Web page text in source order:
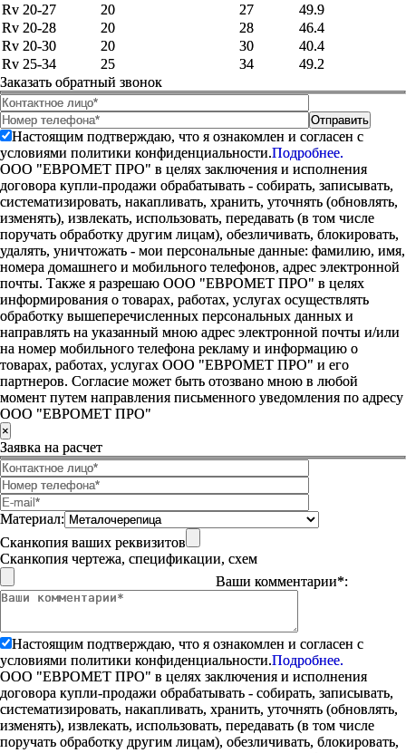
Rv 20-27
20 27
49.9
Rv 20-28
20 28
46.4
Rv 20-30
20 30
40.4
Rv 25-34
25 34
49.2
Заказать обратный звонок
Настоящим подтверждаю, что я ознакомлен и согласен с
условиями политики конфиденциальности.Подробнее.
ООО "ЕВРОМЕТ ПРО" в целях заключения и исполнения
договора купли-продажи обрабатывать - собирать, записывать,
систематизировать, накапливать, хранить, уточнять (обновлять,
изменять), извлекать, использовать, передавать (в том числе
поручать обработку другим лицам), обезличивать, блокировать,
удалять, уничтожать - мои персональные данные: фамилию, имя,
номера домашнего и мобильного телефонов, адрес электронной
почты. Также я разрешаю ООО "ЕВРОМЕТ ПРО" в целях
информирования о товарах, работах, услугах осуществлять
обработку вышеперечисленных персональных данных и
направлять на указанный мною адрес электронной почты и/или
на номер мобильного телефона рекламу и информацию о
товарах, работах, услугах ООО "ЕВРОМЕТ ПРО" и его
партнеров. Согласие может быть отозвано мною в любой
момент путем направления письменного уведомления по адресу
ООО "ЕВРОМЕТ ПРО"
×
Заявка на расчет
Материал:
Сканкопия ваших реквизитов
Сканкопия чертежа, спецификации, схем
Ваши комментарии*:
Настоящим подтверждаю, что я ознакомлен и согласен с
условиями политики конфиденциальности.Подробнее.
ООО "ЕВРОМЕТ ПРО" в целях заключения и исполнения
договора купли-продажи обрабатывать - собирать, записывать,
систематизировать, накапливать, хранить, уточнять (обновлять,
изменять), извлекать, использовать, передавать (в том числе
поручать обработку другим лицам), обезличивать, блокировать,